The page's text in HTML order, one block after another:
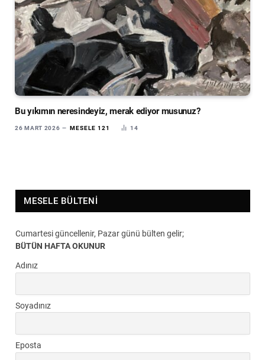
Bu yıkımın neresindeyiz, merak ediyor musunuz?
26 MART 2026 MESELE 121 14
MESELE BÜLTENI
Cumartesi güncellenir, Pazar günü bülten gelir;
BÜTÜN HAFTA OKUNUR
Adınız
Soyadınız
Eposta